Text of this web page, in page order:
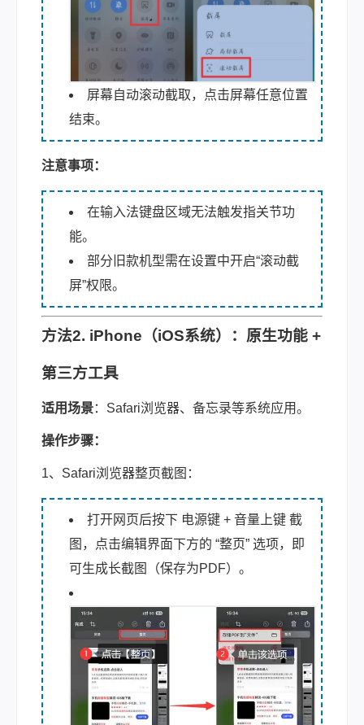
屏幕自动滚动截取，点击屏幕任意位置
结束。
注意事项：
在输入法键盘区域无法触发指关节功
能。
部分旧款机型需在设置中开启“滚动截
屏”权限。
方法2. iPhone（iOS系统）：原生功能 +
第三方工具
适用场景：Safari浏览器、备忘录等系统应用。
操作步骤：
1、Safari浏览器整页截图：
打开网页后按下 电源键 + 音量上键 截
图，点击编辑界面下方的 “整页” 选项，即
可生成长截图（保存为PDF）。